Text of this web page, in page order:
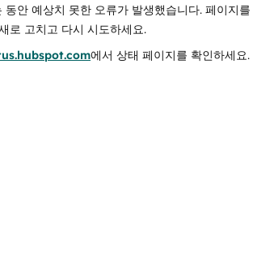
동안 예상치 못한 오류가 발생했습니다. 페이지를
로 고치고 다시 시도하세요.
에서 상태 페이지를 확인하세요.